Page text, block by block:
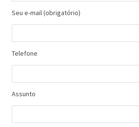
Seu e-mail (obrigatório)
Telefone
Assunto